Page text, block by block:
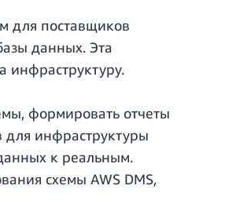
для поставщиков
данных. Эта
инфраструктуру.
формировать отчеты
для инфраструктуры
к реальным.
схемы AWS DMS,